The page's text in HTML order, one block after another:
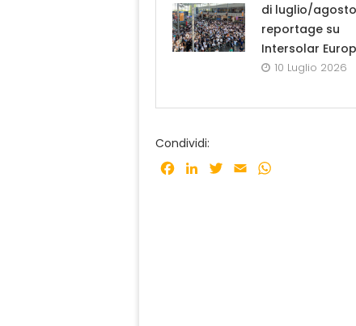
di luglio/
reportage su
Intersolar
10 Luglio 2026
Condividi:
Facebook
LinkedInTwitter
Email